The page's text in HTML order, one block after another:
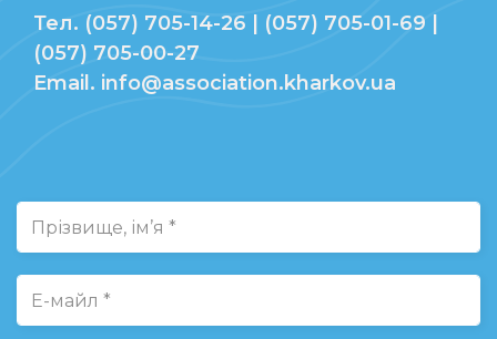
Тел. (057) 705-14-26 | (057) 705-01-69 |
(057) 705-00-27
Email. info@association.kharkov.ua